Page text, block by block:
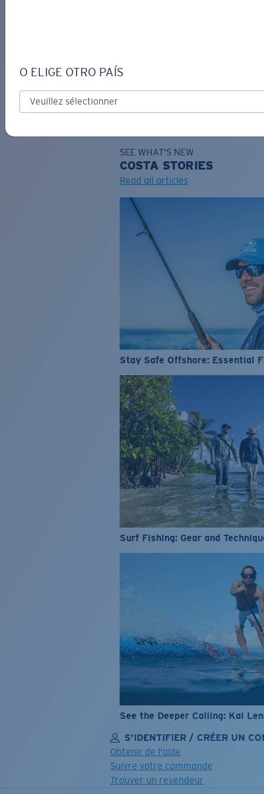
GRAVURE
Costa Stories
SEE WHAT'S NEW
COSTA STORIES
Read all articles
Stay Safe Offshore: Essential
Surf Fishing: Gear and
See the Deeper Calling: Kai
S’IDENTIFIER / CRÉER UN
Obtenir de l'aide
Suivre votre commande
Trouver un revendeur
O ELIGE OTRO PAÍS